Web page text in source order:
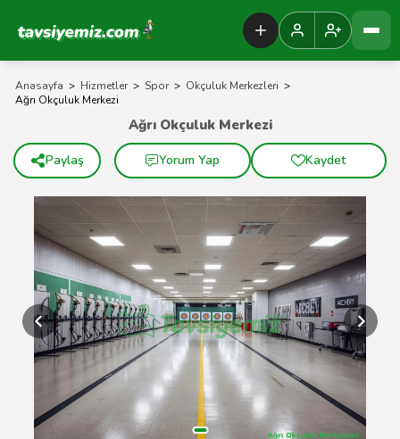
Tavsiyemiz Anasayfa
Anasayfa > Hizmetler > Spor > Okçuluk Merkezleri >
Ağrı Okçuluk Merkezi
Ağrı Okçuluk Merkezi
Paylaş Yorum Yap Kaydet